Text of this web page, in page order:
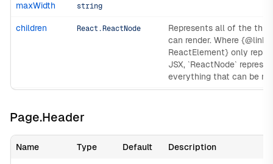
maxWidth string
children React.ReactNode
Represents all of the
can render. Where {@link
ReactElement} only
JSX, `ReactNode`
everything that can be
Page.Header
Name Type Default Description